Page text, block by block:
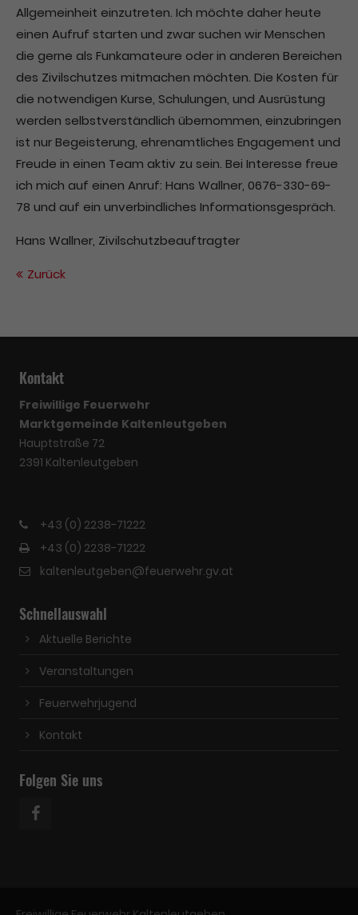
Allgemeinheit einzutreten. Ich möchte daher heute
einen Aufruf starten und zwar suchen wir Menschen
die gerne als Funkamateure oder in anderen Bereichen
des Zivilschutzes mitmachen möchten. Die Kosten für
die notwendigen Kurse, Schulungen, und Ausrüstung
werden selbstverständlich übernommen, einzubringen
ist nur Begeisterung, ehrenamtliches Engagement und
Freude in einen Team aktiv zu sein. Bei Interesse freue
ich mich auf einen Anruf: Hans Wallner, 0676-330-69-
78 und auf ein unverbindliches Informationsgespräch.
Hans Wallner, Zivilschutzbeauftragter
Zurück
Kontakt
Freiwillige Feuerwehr
Marktgemeinde Kaltenleutgeben
Hauptstraße 72
2391 Kaltenleutgeben
+43 (0) 2238-71222
+43 (0) 2238-71222
kaltenleutgeben@feuerwehr.gv.at
Schnellauswahl
Aktuelle Berichte
Veranstaltungen
Feuerwehrjugend
Kontakt
Folgen Sie uns